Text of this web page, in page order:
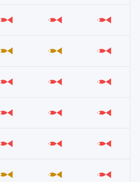
Слабо Слабо Слабо
Средне Средне Слабо
Слабо Слабо Слабо
Слабо Слабо Слабо
Слабо Слабо Слабо
Средне Средне Слабо